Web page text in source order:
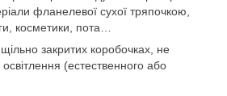
фланелевої сухої тряпочкою,
косметики, пота…
закритих коробочках, не
(естественного або